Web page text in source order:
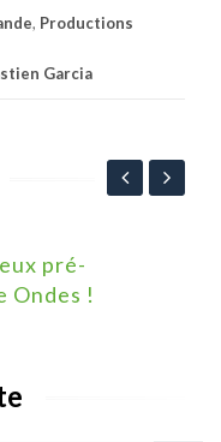
, Productions
Garcia
pré-
Ondes !